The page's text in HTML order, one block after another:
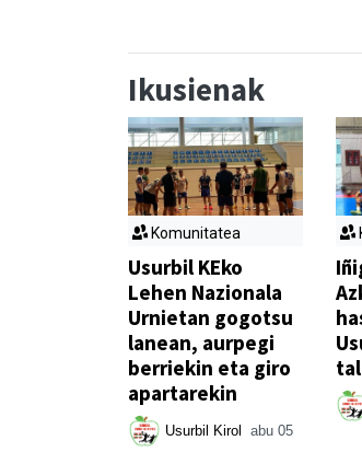
Ikusienak
Komunitatea
Usurbil KEko
Lehen Nazionala
Urnietan gogotsu
lanean, aurpegi
berriekin eta giro
apartarekin
Usurbil Kirol abu 05